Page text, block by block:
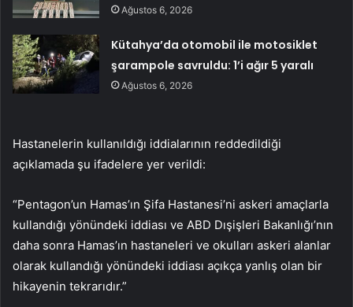
Ağustos 6, 2026
Kütahya’da otomobil ile motosiklet
şarampole savruldu: 1’i ağır 5 yaralı
Ağustos 6, 2026
Hastanelerin kullanıldığı iddialarının reddedildiği
açıklamada şu ifadelere yer verildi:
“Pentagon’un Hamas’ın Şifa Hastanesi’ni askeri amaçlarla
kullandığı yönündeki iddiası ve ABD Dışişleri Bakanlığı’nın
daha sonra Hamas’ın hastaneleri ve okulları askeri alanlar
olarak kullandığı yönündeki iddiası açıkça yanlış olan bir
hikayenin tekrarıdır.”